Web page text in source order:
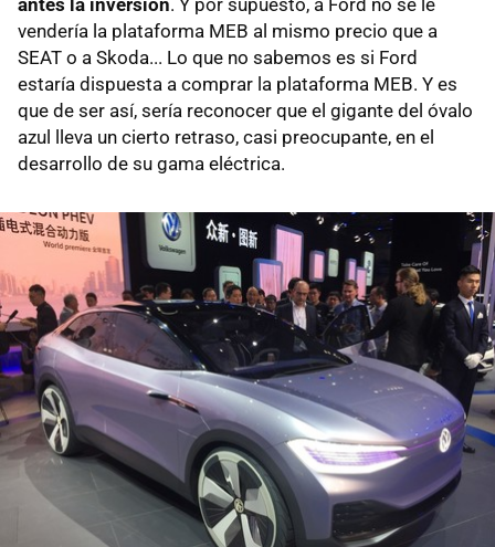
antes la inversión. Y por supuesto, a Ford no se le
vendería la plataforma MEB al mismo precio que a
SEAT o a Skoda... Lo que no sabemos es si Ford
estaría dispuesta a comprar la plataforma MEB. Y es
que de ser así, sería reconocer que el gigante del óvalo
azul lleva un cierto retraso, casi preocupante, en el
desarrollo de su gama eléctrica.